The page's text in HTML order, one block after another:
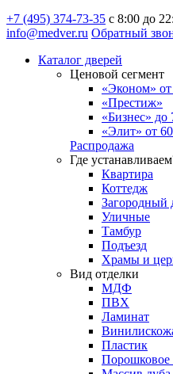
+7 (495) 374-73-35 с 8:00 до
info@medver.ru Обратный
Каталог дверей
Ценовой сегмент
«Эконом»
«Престиж»
«Бизнес» до
«Элит» от
Распродажа
Где
Квартира
Коттедж
Загородный
Уличные
Тамбур
Подъезд
Храмы и
Вид отделки
МДФ
ПВХ
Ламинат
Пластик
Порошковое